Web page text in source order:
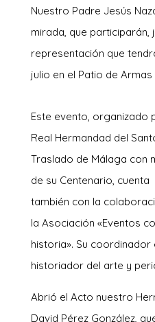
Nuestro Padre Jesús
mirada, que participarán,
representación que
julio en el Patio de
Este evento, organizado
Real Hermandad del
Traslado de Málaga con
de su Centenario, cuenta
también con la
la Asociación «Eventos
historia». Su
historiador del arte y
Abrió el Acto nuestro
David Pérez González,